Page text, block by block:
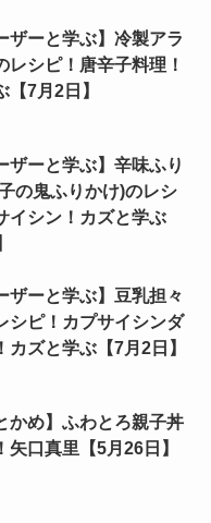
ザーと学ぶ】冷製アラ
レシピ！唐辛子料理！
【7月2日】
ザーと学ぶ】辛味ふり
の鬼ふりかけ)のレシ
イシン！カズと学ぶ
ザーと学ぶ】豆乳担々
シピ！カプサイシンダ
カズと学ぶ【7月2日】
かめ】ふわとろ親子丼
矢口真里【5月26日】